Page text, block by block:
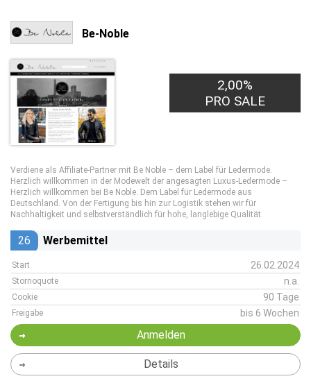
Be-Noble
2,00%
PRO SALE
Verdiene als Affiliate-Partner mit Be Noble – dem Label für Ledermode.
Herzlich willkommen in der Modewelt der angesagten Luxus-Ledermode –
Herzlich willkommen bei Be Noble. Dem Label für Ledermode aus
Deutschland. Von der Fertigung bis hin zur Logistik stehen wir für
Nachhaltigkeit und selbstverständlich für hohe, langlebige Qualität.
26 Werbemittel
Start 26.02.2024
Stornoquote n.a.
Cookie 90 Tage
Freigabe bis 6 Wochen
Anmelden
Details